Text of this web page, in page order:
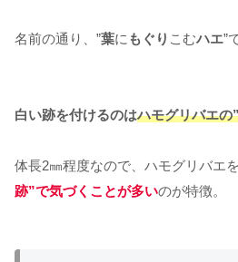
名前の通り、”葉に もぐり こむハエ”
白い跡を付けるのはハモグリバエの
体長2㎜程度なので、ハモグリバエ
跡”で気づくことが多いのが特徴。